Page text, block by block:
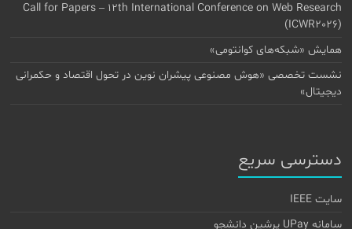
Call for Papers – 12th International Conference on Web Research
(ICWR2026)
همایش «شبکه‌های کوانتومی»
نشست تخصصی «هوش مصنوعی پیشران نوین در تحول اقتصاد و حکمرانی
دیجیتال»
دسترسی سریع
سایت IEEE
سامانه UPay پرشین دانشجو